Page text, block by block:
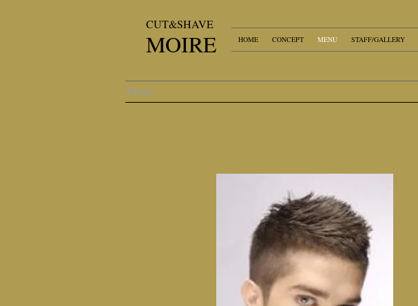
​CUT&SHAVE​
MOIRE HOME CONCEPT MENU STAFF/GALLERY
Menu